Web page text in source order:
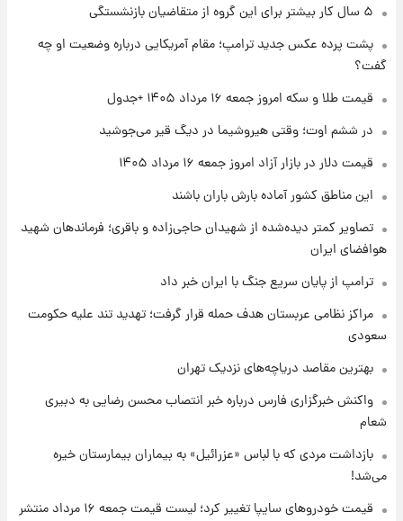
۱ روز پیش
شد+فیلم
۱ روز پیش
تغییر تند قیمت محصولات ایران‌خودرو و سایپا
امروز پنجشنبه ۱۵ مرداد ۱۴۰۵ +جدول
قیمت طلا و سکه امروز پنجشنبه ۱۵ مرداد ۱۴۰۵
شارژ جدید کالابرگ برای سه دهک؛ جزئیات اعلام
۵ سال کار بیشتر برای این گروه از متقاضیان بازنشستگی
پشت پرده عکس جدید ترامپ؛ مقام آمریکایی درباره وضعیت او چه
گفت؟
قیمت طلا و سکه امروز جمعه ۱۶ مرداد ۱۴۰۵ +جدول
در ششم اوت؛ وقتی هیروشیما در دیگ قیر می‌جوشید
قیمت دلار در بازار آزاد امروز جمعه ۱۶ مرداد ۱۴۰۵
این مناطق کشور آماده بارش باران باشند
تصاویر کمتر دیده‌شده از شهیدان حاجی‌زاده و باقری؛ فرماندهان شهید
هوافضای ایران
ترامپ از پایان سریع جنگ با ایران خبر داد
مراکز نظامی عربستان هدف حمله قرار گرفت؛ تهدید تند علیه حکومت
سعودی
بهترین مقاصد دریاچه‌های نزدیک تهران
واکنش خبرگزاری فارس درباره خبر انتصاب محسن رضایی به دبیری
شعام
بازداشت مردی که با لباس «عزرائیل» به بیماران بیمارستان خیره
می‌شد!
قیمت خودروهای سایپا تغییر کرد؛ لیست قیمت جمعه ۱۶ مرداد منتشر